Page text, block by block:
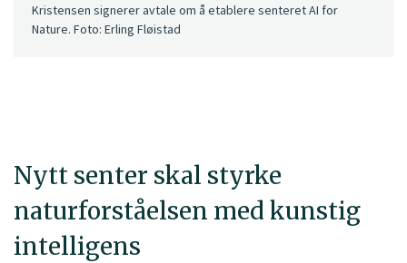
Nytt senter skal styrke
naturforståelsen med kunstig
intelligens
Kristensen signerer avtale om å etablere senteret AI for
Nature. Foto: Erling Fløistad